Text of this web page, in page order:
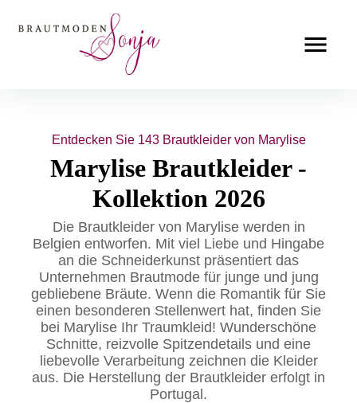
Entdecken Sie 143 Brautkleider von Marylise
Marylise Brautkleider -
Kollektion 2026
Die Brautkleider von Marylise werden in
Belgien entworfen. Mit viel Liebe und Hingabe
an die Schneiderkunst präsentiert das
Unternehmen Brautmode für junge und jung
gebliebene Bräute. Wenn die Romantik für Sie
einen besonderen Stellenwert hat, finden Sie
bei Marylise Ihr Traumkleid! Wunderschöne
Schnitte, reizvolle Spitzendetails und eine
liebevolle Verarbeitung zeichnen die Kleider
aus. Die Herstellung der Brautkleider erfolgt in
Portugal.